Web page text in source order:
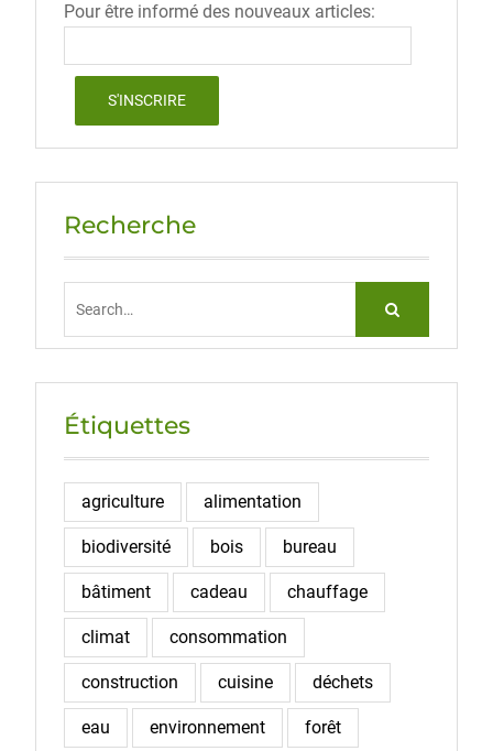
Pour être informé des nouveaux articles:
Recherche
Étiquettes
agriculture alimentation
biodiversité bois bureau
bâtiment cadeau chauffage
climat consommation
construction cuisine déchets
eau environnement forêt